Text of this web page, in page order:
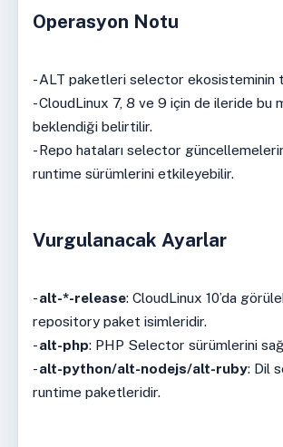
Operasyon Notu
- ALT paketleri selector ekosisteminin
- CloudLinux 7, 8 ve 9 için de ileride bu
beklendiği belirtilir.
- Repo hataları selector
runtime sürümlerini etkileyebilir.
Vurgulanacak Ayarlar
-alt-*-release: CloudLinux 10’da
repository paket isimleridir.
-alt-php: PHP Selector sürümlerini
-alt-python/alt-nodejs/alt-ruby: Dil
runtime paketleridir.